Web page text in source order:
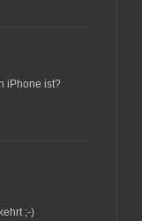
iPhone ist?
;-)